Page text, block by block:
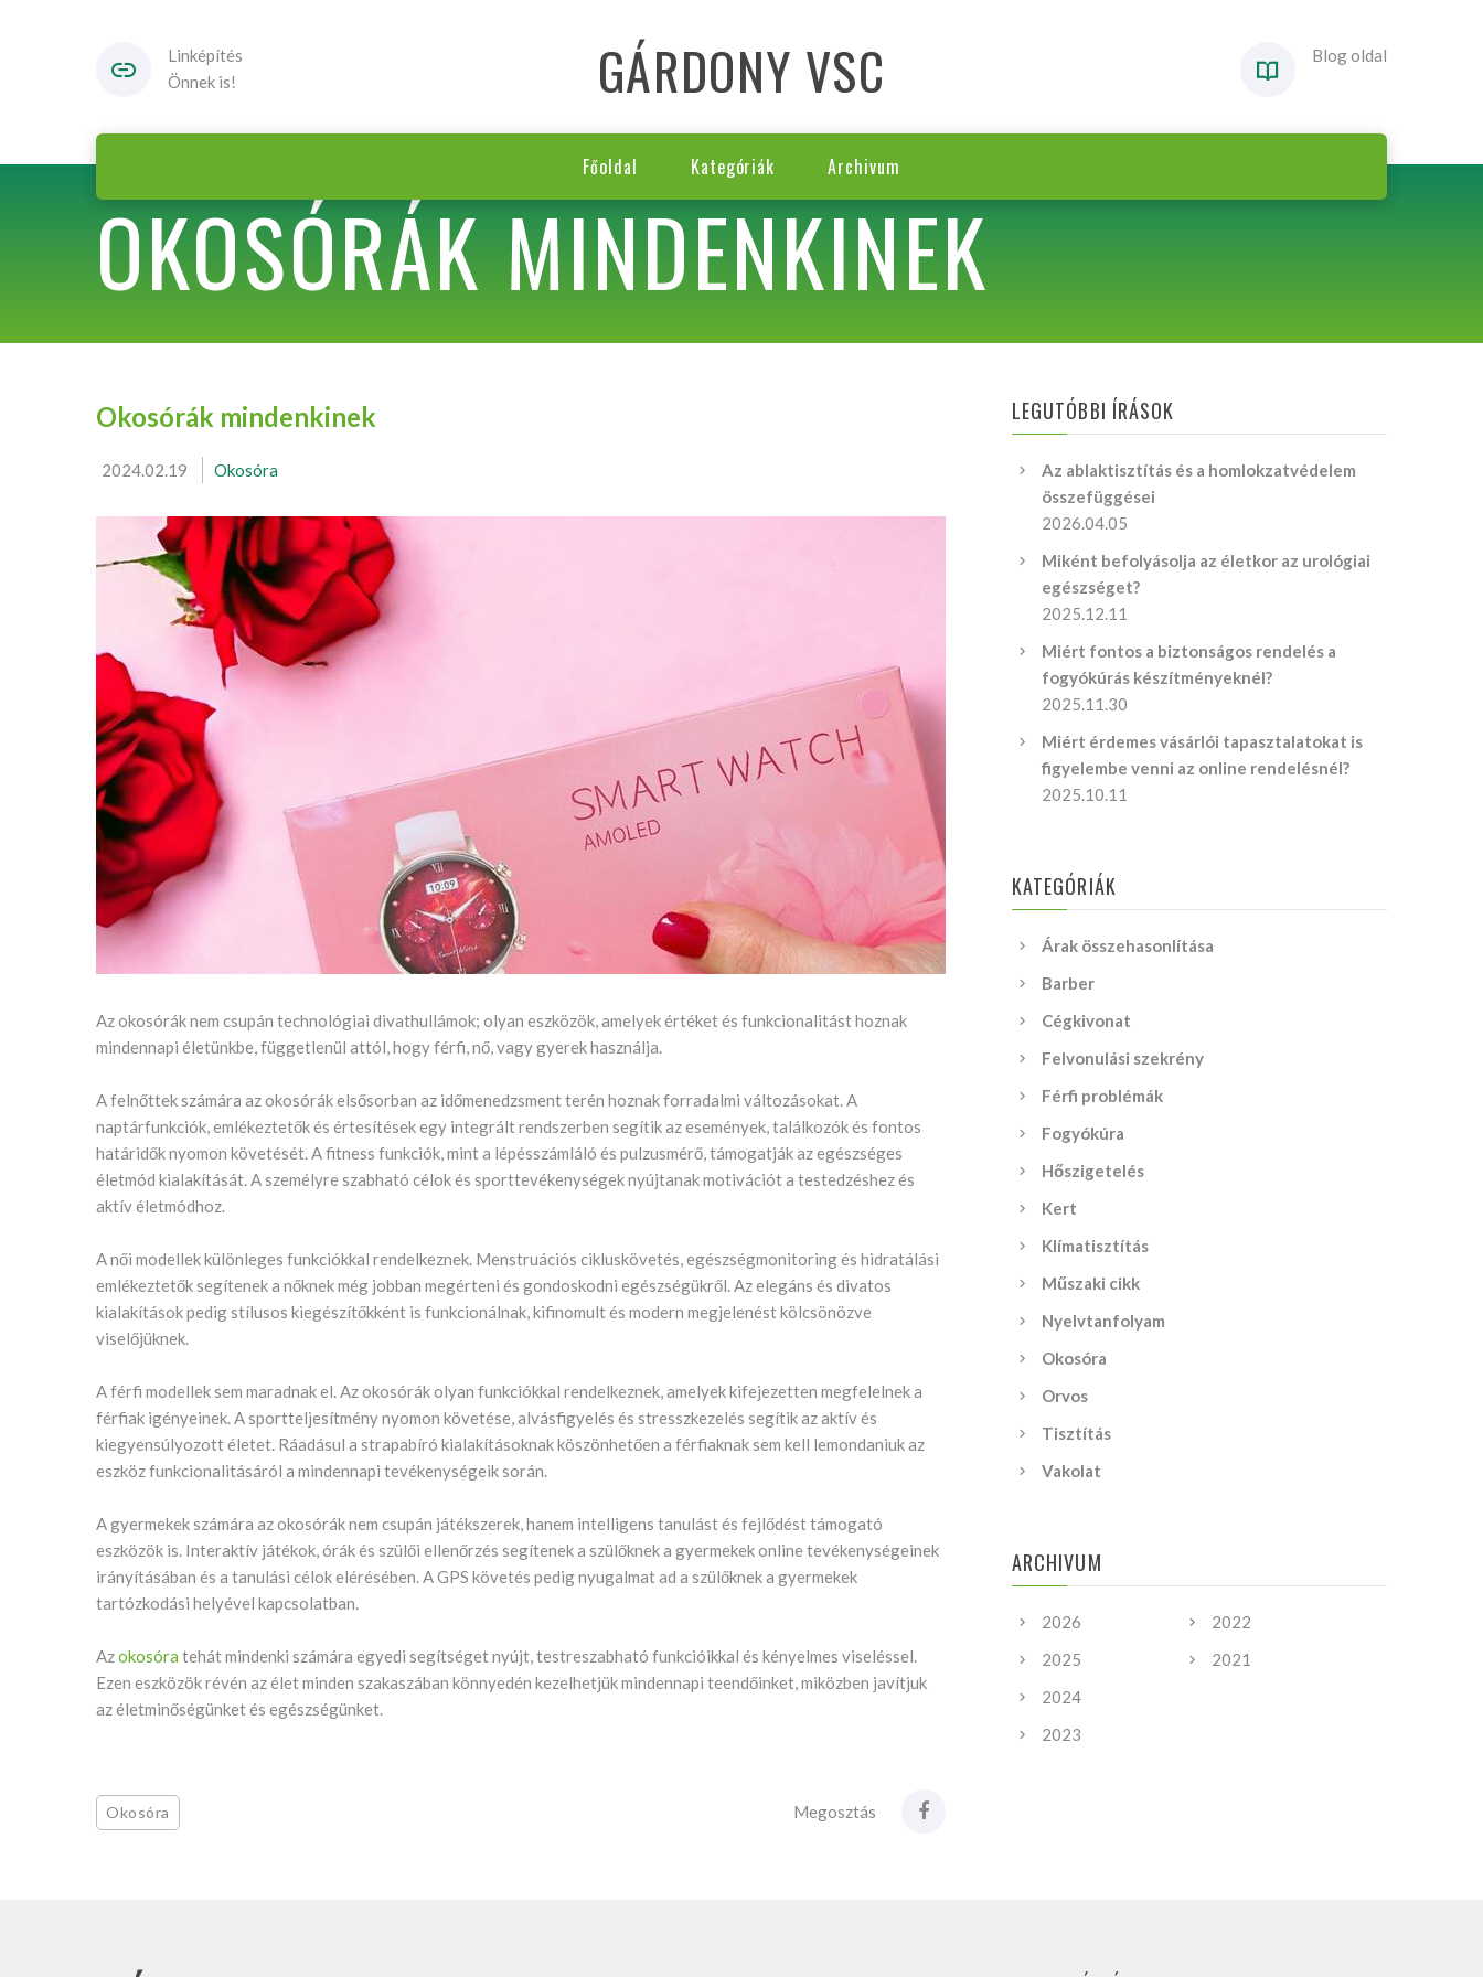
Linképítés
Önnek is!
GÁRDONY VSC Blog oldal
Főoldal Kategóriák Archivum
OKOSÓRÁK MINDENKINEK
Okosórák mindenkinek
2024.02.19 Okosóra
Az okosórák nem csupán technológiai divathullámok; olyan eszközök, amelyek értéket és funkcionalitást hoznak
mindennapi életünkbe, függetlenül attól, hogy férfi, nő, vagy gyerek használja.
A felnőttek számára az okosórák elsősorban az időmenedzsment terén hoznak forradalmi változásokat. A
naptárfunkciók, emlékeztetők és értesítések egy integrált rendszerben segítik az események, találkozók és fontos
határidők nyomon követését. A fitness funkciók, mint a lépésszámláló és pulzusmérő, támogatják az egészséges
életmód kialakítását. A személyre szabható célok és sporttevékenységek nyújtanak motivációt a testedzéshez és
aktív életmódhoz.
A női modellek különleges funkciókkal rendelkeznek. Menstruációs cikluskövetés, egészségmonitoring és hidratálási
emlékeztetők segítenek a nőknek még jobban megérteni és gondoskodni egészségükről. Az elegáns és divatos
kialakítások pedig stílusos kiegészítőkként is funkcionálnak, kifinomult és modern megjelenést kölcsönözve
viselőjüknek.
A férfi modellek sem maradnak el. Az okosórák olyan funkciókkal rendelkeznek, amelyek kifejezetten megfelelnek a
férfiak igényeinek. A sportteljesítmény nyomon követése, alvásfigyelés és stresszkezelés segítik az aktív és
kiegyensúlyozott életet. Ráadásul a strapabíró kialakításoknak köszönhetően a férfiaknak sem kell lemondaniuk az
eszköz funkcionalitásáról a mindennapi tevékenységeik során.
A gyermekek számára az okosórák nem csupán játékszerek, hanem intelligens tanulást és fejlődést támogató
eszközök is. Interaktív játékok, órák és szülői ellenőrzés segítenek a szülőknek a gyermekek online tevékenységeinek
irányításában és a tanulási célok elérésében. A GPS követés pedig nyugalmat ad a szülőknek a gyermekek
tartózkodási helyével kapcsolatban.
Azokosóra tehát mindenki számára egyedi segítséget nyújt, testreszabható funkcióikkal és kényelmes viseléssel.
Ezen eszközök révén az élet minden szakaszában könnyedén kezelhetjük mindennapi teendőinket, miközben javítjuk
az életminőségünket és egészségünket.
Okosóra Megosztás
LEGUTÓBBI ÍRÁSOK
Az ablaktisztítás és a homlokzatvédelem
összefüggései
2026.04.05
Miként befolyásolja az életkor az urológiai
egészséget?
2025.12.11
Miért fontos a biztonságos rendelés a
fogyókúrás készítményeknél?
2025.11.30
Miért érdemes vásárlói tapasztalatokat is
figyelembe venni az online rendelésnél?
2025.10.11
KATEGÓRIÁK
Árak összehasonlítása
Barber
Cégkivonat
Felvonulási szekrény
Férfi problémák
Fogyókúra
Hőszigetelés
Kert
Klímatisztítás
Műszaki cikk
Nyelvtanfolyam
Okosóra
Orvos
Tisztítás
Vakolat
ARCHIVUM
2026
2025
2024
2023
2022
2021